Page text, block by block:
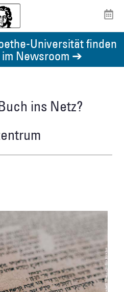
Universität finden
Newsroom ➔
ins Netz?